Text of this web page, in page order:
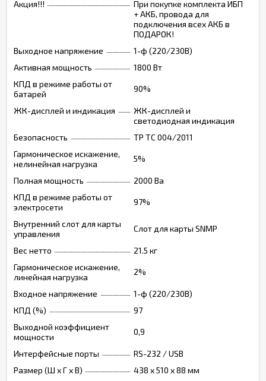
Акция!!!
При покупке комплекта ИБП
+ АКБ, провода для
подключения всех АКБ в
ПОДАРОК!
Выходное напряжение
1-ф (220/230В)
Активная мощность
1800 Вт
КПД в режиме работы от
батарей
90%
ЖК-дисплей и индикация
ЖК-дисплей и
светодиодная индикация
Безопасность
ТР ТС 004/2011
Гармоническое искажение,
нелинейная нагрузка
5%
Полная мощность
2000 Ва
КПД в режиме работы от
электросети
97%
Внутренний слот для карты
управления
Слот для карты SNMP
Вес нетто
21.5 кг
Гармоническое искажение,
линейная нагрузка
2%
Входное напряжение
1-ф (220/230В)
КПД (%)
97
Выходной коэффициент
мощности
0,9
Интерфейсные порты
RS-232 / USB
Размер (Ш х Г х В)
438 x 510 x 88 мм